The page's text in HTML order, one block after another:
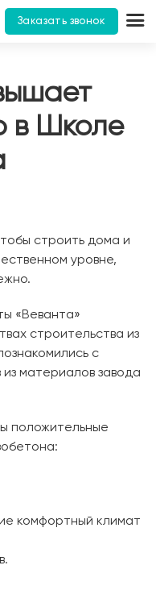
Заказать звонок
в Школе
строить дома и
уровне,
«Веванта»
строительства из
с
материалов завода
положительные
комфортный климат